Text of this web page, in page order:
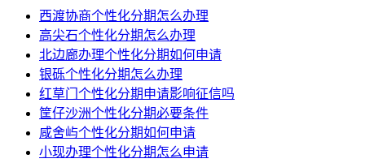
西渡协商个性化分期怎么办理
高尖石个性化分期怎么办理
北边廊办理个性化分期如何申请
银砾个性化分期怎么办理
红草门个性化分期申请影响征信吗
筐仔沙洲个性化分期必要条件
咸舍屿个性化分期如何申请
小现办理个性化分期怎么申请